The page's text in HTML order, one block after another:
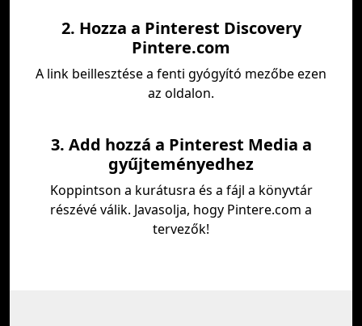
2. Hozza a Pinterest Discovery
Pintere.com
A link beillesztése a fenti gyógyító mezőbe ezen
az oldalon.
3. Add hozzá a Pinterest Media a
gyűjteményedhez
Koppintson a kurátusra és a fájl a könyvtár
részévé válik. Javasolja, hogy Pintere.com a
tervezők!